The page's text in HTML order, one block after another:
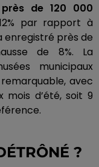
près de 120 000
par rapport à
enregistré près de
de 8%. La
municipaux
avec
mois d’été, soit 9
?